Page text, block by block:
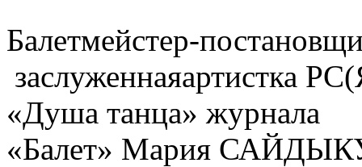
Балетмейстер-
заслуженнаяартистка
«Душа танца» журнала
«Балет» Мария